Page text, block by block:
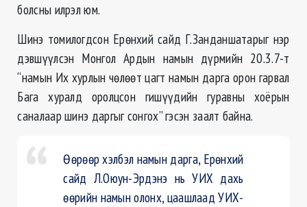
болсны илрэл юм.
Шинэ томилогдсон Ерөнхий сайд Г.Занданшатарыг нэр
дэвшүүлсэн Монгол Ардын намын дүрмийн 20.3.7-т
“намын Их хурлын чөлөөт цагт намын дарга орон гарвал
Бага хуралд оролцсон гишүүдийн гуравны хоёрын
саналаар шинэ даргыг сонгох” гэсэн заалт байна.
Өөрөөр хэлбэл намын дарга, Ерөнхий
сайд Л.Оюун-Эрдэнэ нь УИХ дахь
өөрийн намын олонх, цаашлаад УИХ-